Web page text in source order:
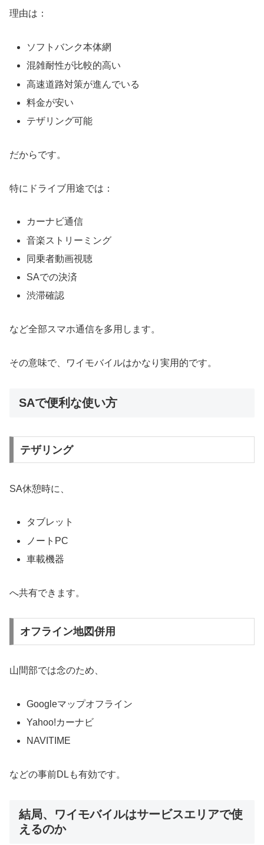
理由は：
ソフトバンク本体網
混雑耐性が比較的高い
高速道路対策が進んでいる
料金が安い
テザリング可能
だからです。
特にドライブ用途では：
カーナビ通信
音楽ストリーミング
同乗者動画視聴
SAでの決済
渋滞確認
など全部スマホ通信を多用します。
その意味で、ワイモバイルはかなり実用的です。
SAで便利な使い方
テザリング
SA休憩時に、
タブレット
ノートPC
車載機器
へ共有できます。
オフライン地図併用
山間部では念のため、
Googleマップオフライン
Yahoo!カーナビ
NAVITIME
などの事前DLも有効です。
結局、ワイモバイルはサービスエリアで使
えるのか